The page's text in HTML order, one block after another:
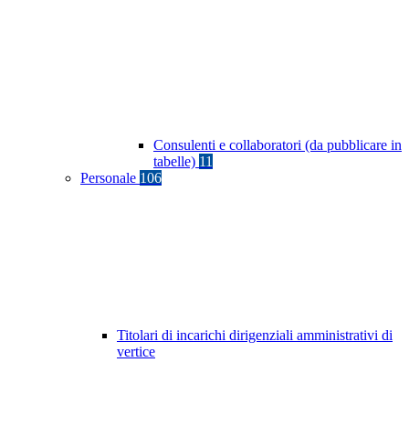
Consulenti e collaboratori (da pubblicare in
tabelle) 11
Personale 106
Titolari di incarichi dirigenziali amministrativi di
vertice